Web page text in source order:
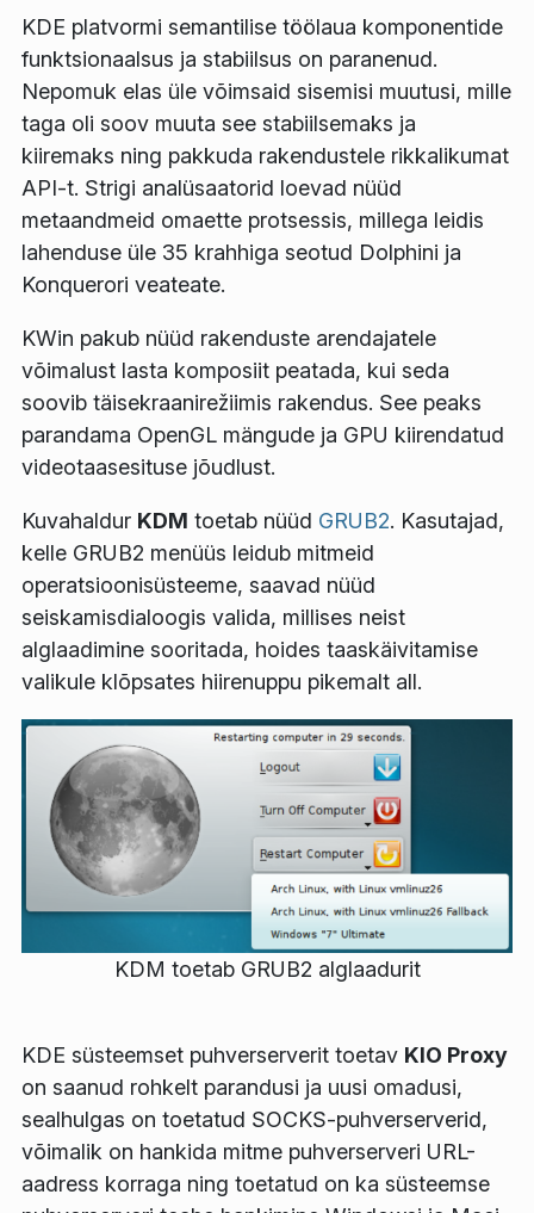
KDE platvormi semantilise töölaua komponentide
funktsionaalsus ja stabiilsus on paranenud.
Nepomuk elas üle võimsaid sisemisi muutusi, mille
taga oli soov muuta see stabiilsemaks ja
kiiremaks ning pakkuda rakendustele rikkalikumat
API-t. Strigi analüsaatorid loevad nüüd
metaandmeid omaette protsessis, millega leidis
lahenduse üle 35 krahhiga seotud Dolphini ja
Konquerori veateate.
KWin pakub nüüd rakenduste arendajatele
võimalust lasta komposiit peatada, kui seda
soovib täisekraanirežiimis rakendus. See peaks
parandama OpenGL mängude ja GPU kiirendatud
videotaasesituse jõudlust.
Kuvahaldur KDM toetab nüüd GRUB2. Kasutajad,
kelle GRUB2 menüüs leidub mitmeid
operatsioonisüsteeme, saavad nüüd
seiskamisdialoogis valida, millises neist
alglaadimine sooritada, hoides taaskäivitamise
valikule klõpsates hiirenuppu pikemalt all.
KDM toetab GRUB2 alglaadurit
KDE süsteemset puhverserverit toetav KIO Proxy
on saanud rohkelt parandusi ja uusi omadusi,
sealhulgas on toetatud SOCKS-puhverserverid,
võimalik on hankida mitme puhverserveri URL-
aadress korraga ning toetatud on ka süsteemse